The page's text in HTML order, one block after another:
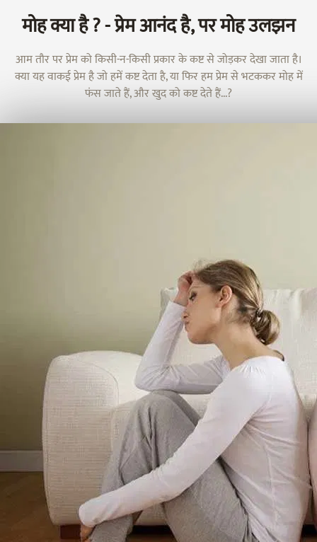
मोह क्या है ? - प्रेम आनंद है, पर मोह उलझन
आम तौर पर प्रेम को किसी-न-किसी प्रकार के कष्ट से जोड़कर देखा जाता है।
क्या यह वाकई प्रेम है जो हमें कष्ट देता है, या फिर हम प्रेम से भटककर मोह में
फंस जाते हैं, और खुद को कष्ट देते हैं...?